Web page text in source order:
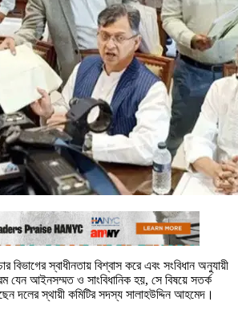
বিভাগের স্বাধীনতায় বিশ্বাস করে এবং সংবিধান অনুযায়ী
যেন আইনসম্মত ও সাংবিধানিক হয়, সে বিষয়ে সতর্ক
দলের স্থায়ী কমিটির সদস্য সালাহউদ্দিন আহমেদ।